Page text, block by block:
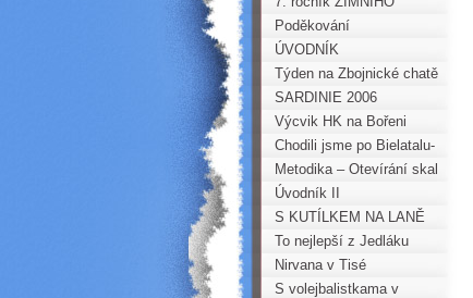
TÁBOŘENÍ
HOROKLUBU
CHOMUTOV
Poděkování
ÚVODNÍK
Týden na Zbojnické chatě
SARDINIE 2006
Výcvik HK na Bořeni
Chodili jsme po Bielatalu-
Ottomühle
Metodika – Otevírání skal
Úvodník II
S KUTÍLKEM NA LANĚ
ANEB „KUŤAS“ NENÍ
ŽÁDNÝ KRUŤAS
To nejlepší z Jedláku
Nirvana v Tisé
S volejbalistkama v